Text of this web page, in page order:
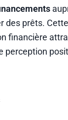
des prêts.
financière
perception